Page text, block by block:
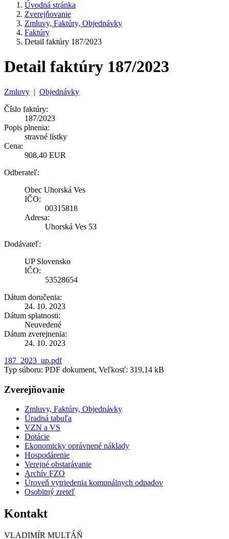
Úvodná stránka
Zverejňovanie
Zmluvy, Faktúry, Objednávky
Faktúry
Detail faktúry 187/2023
Detail faktúry 187/2023
Zmluvy | Objednávky
Číslo faktúry:
187/2023
Popis plnenia:
stravné lístky
Cena:
908,40 EUR
Odberateľ:
Obec Uhorská Ves
IČO:
00315818
Adresa:
Uhorská Ves 53
Dodávateľ:
UP Slovensko
IČO:
53528654
Dátum doručenia:
24. 10. 2023
Dátum splatnosti:
Neuvedené
Dátum zverejnenia:
24. 10. 2023
187_2023_up.pdf
Typ súboru: PDF dokument, Veľkosť: 319,14 kB
Zverejňovanie
Zmluvy, Faktúry, Objednávky
Úradná tabuľa
VZN a VS
Dotácie
Ekonomicky oprávnené náklady
Hospodárenie
Verejné obstarávanie
Archív FZO
Úroveň vytriedenia komunálnych odpadov
Osobitný zreteľ
Kontakt
VLADIMÍR MULTÁŇ